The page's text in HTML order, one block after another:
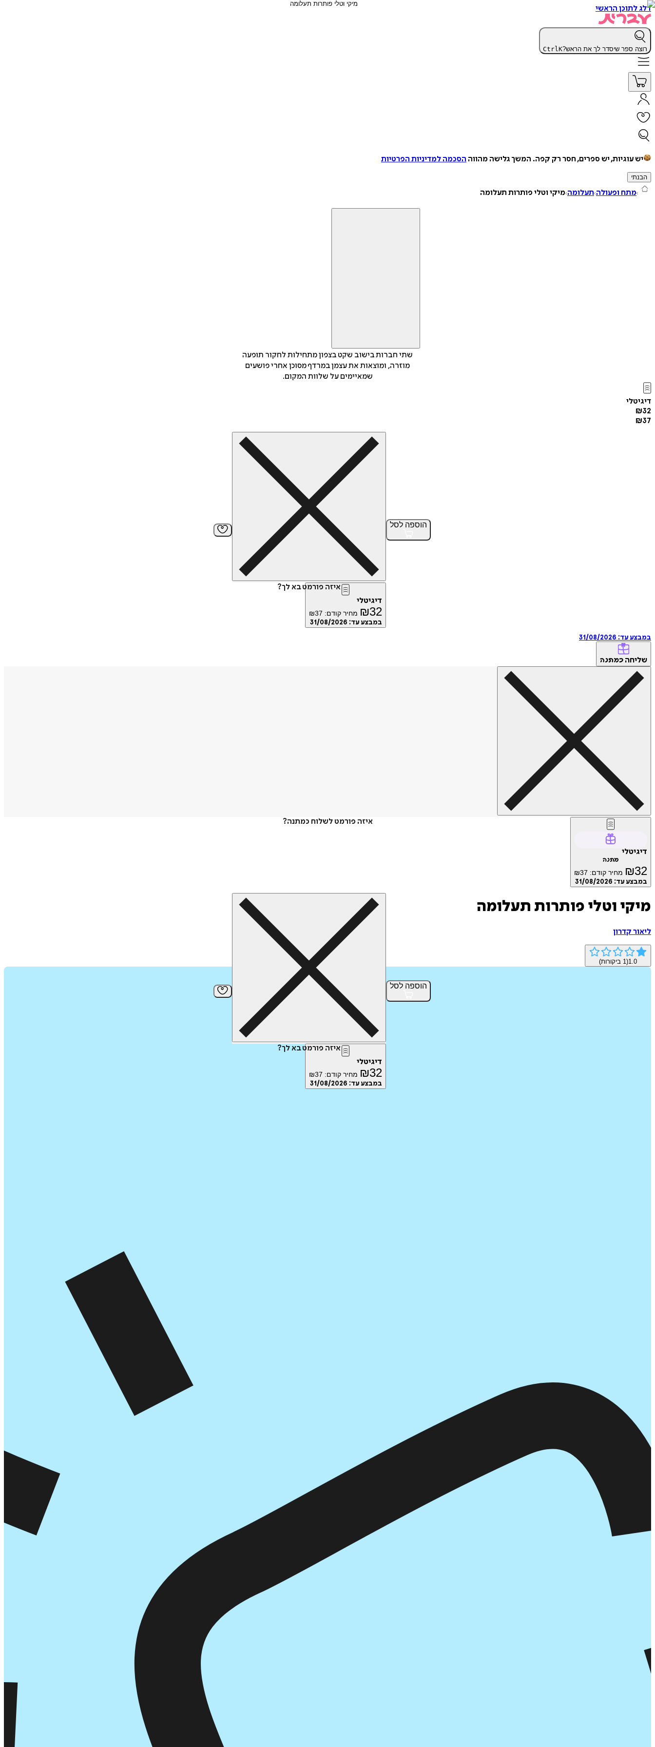
דלג לתוכן הראשי
רוצה ספר שיסדר לך את הראש? CtrlK
יש עוגיות, יש ספרים, חסר רק קפה. המשך גלישה מהווה הסכמה למדיניות הפרטיות
הבנתי
מתח ופעולה תעלומה מיקי וטלי פותרות תעלומה
שתי חברות בישוב שקט בצפון מתחילות לחקור תופעה
מוזרה, ומוצאות את עצמן במרדף מסוכן אחרי פושעים
שמאיימים על שלוות המקום.
דיגיטלי
₪32
₪37
הוספה לסל
איזה פורמט בא לך?
דיגיטלי
₪32 מחיר קודם: ₪37
במבצע עד: 31/08/2026
במבצע עד: 31/08/2026
שליחה כמתנה
איזה פורמט לשלוח כמתנה?
דיגיטלי
מתנה
₪32 מחיר קודם: ₪37
במבצע עד: 31/08/2026
הוספה לסל
איזה פורמט בא לך?
דיגיטלי
₪32 מחיר קודם: ₪37
במבצע עד: 31/08/2026
מיקי וטלי פותרות תעלומה
ליאור קדרון
1.0
(
1 ביקורות)